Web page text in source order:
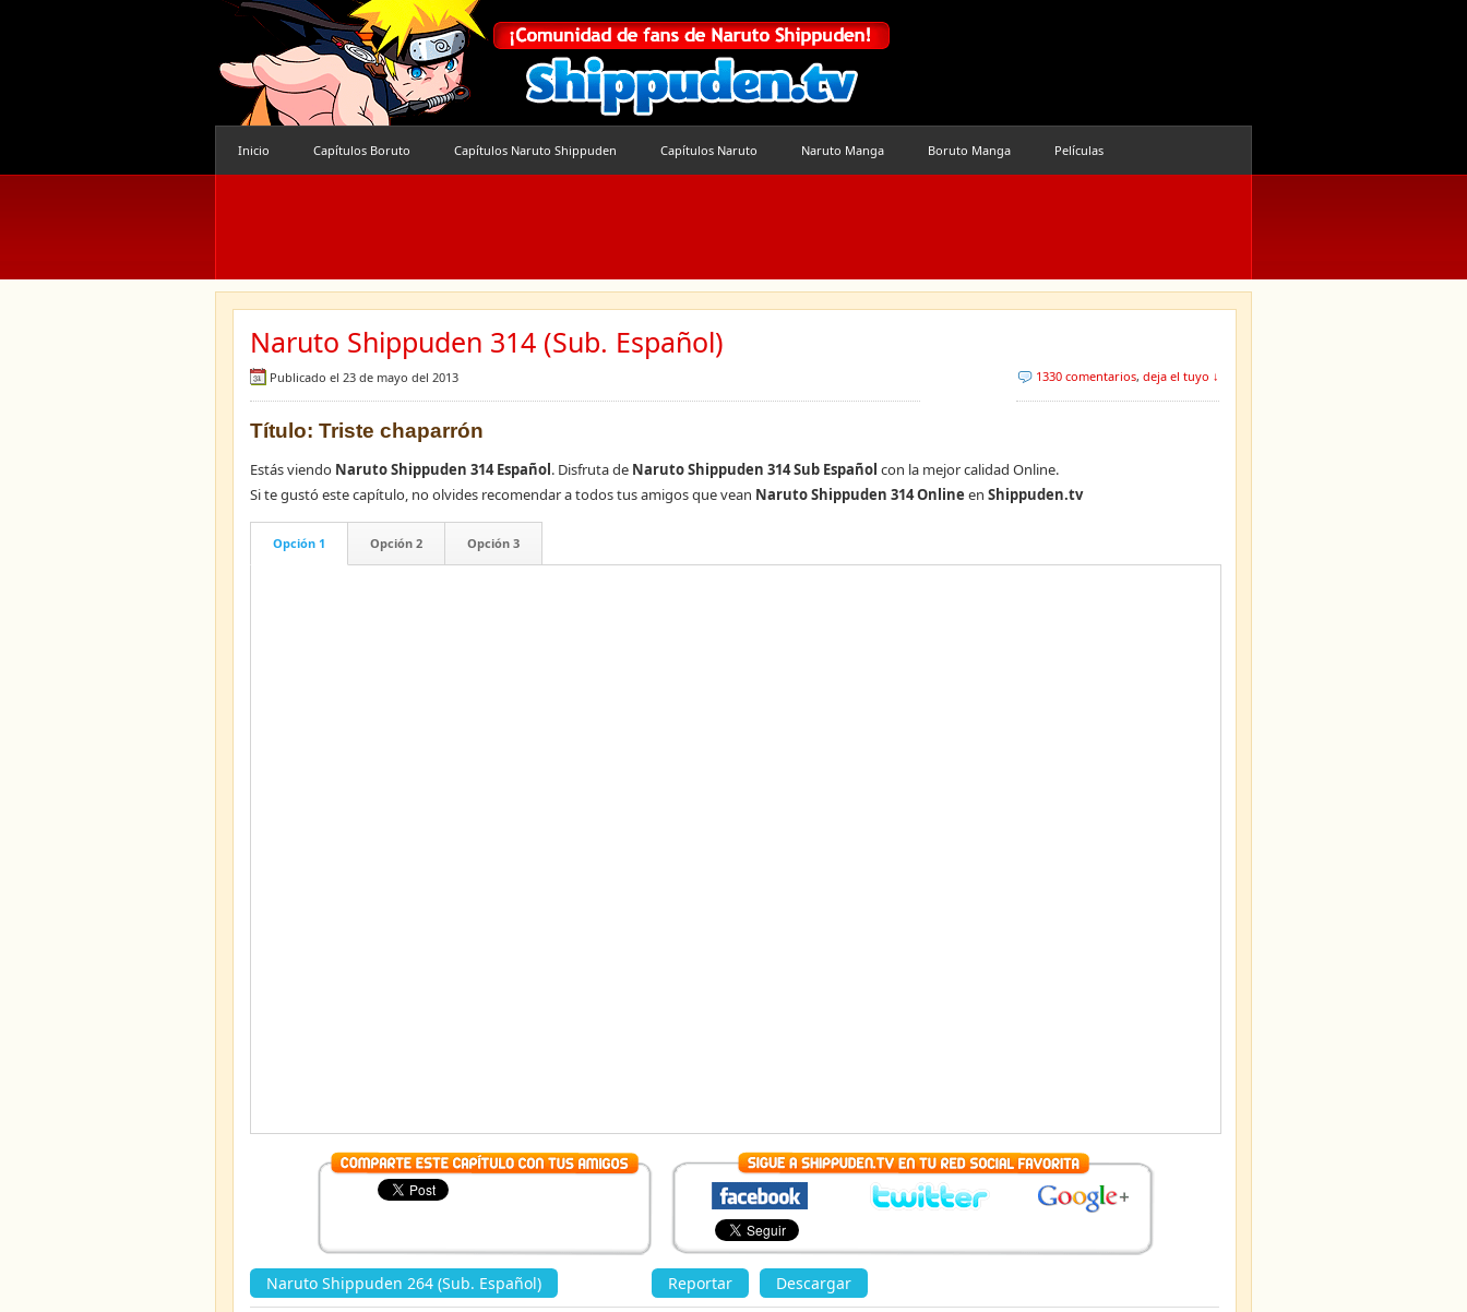
Inicio Capítulos Boruto Capítulos Naruto Shippuden Capítulos Naruto Naruto Manga Boruto Manga Películas
Naruto Shippuden 314 (Sub. Español)
Publicado el 23 de mayo del 2013 1330 comentarios, deja el tuyo ↓
Título: Triste chaparrón
Estás viendo Naruto Shippuden 314 Español. Disfruta de Naruto Shippuden 314 Sub Español con la mejor calidad Online.
Si te gustó este capítulo, no olvides recomendar a todos tus amigos que vean Naruto Shippuden 314 Online en Shippuden.tv
Opción 1 Opción 2 Opción 3
Naruto Shippuden 264 (Sub. Español) Reportar Descargar